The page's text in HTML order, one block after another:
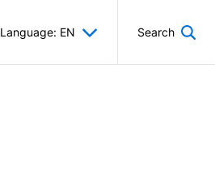
Language: EN Search